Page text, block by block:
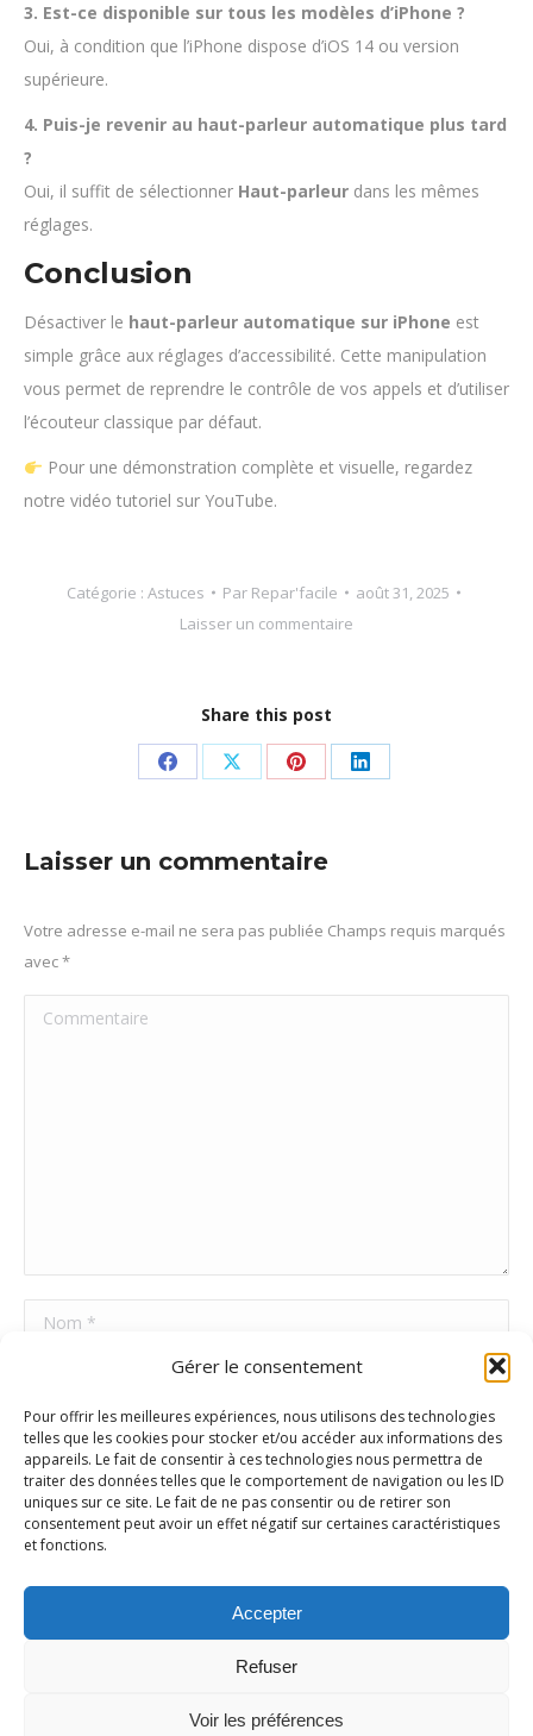
Gérer le consentement
Pour offrir les meilleures expériences, nous utilisons des technologies
telles que les cookies pour stocker et/ou accéder aux informations des
appareils. Le fait de consentir à ces technologies nous permettra de
traiter des données telles que le comportement de navigation ou les ID
uniques sur ce site. Le fait de ne pas consentir ou de retirer son
consentement peut avoir un effet négatif sur certaines caractéristiques
et fonctions.
Accepter
Refuser
Voir les préférences
3. Est-ce disponible sur tous les modèles d’iPhone ?
Oui, à condition que l’iPhone dispose d’iOS 14 ou version
supérieure.
4. Puis-je revenir au haut-parleur automatique plus tard
?
Oui, il suffit de sélectionner Haut-parleur dans les mêmes
réglages.
Conclusion
Désactiver le haut-parleur automatique sur iPhone est
simple grâce aux réglages d’accessibilité. Cette manipulation
vous permet de reprendre le contrôle de vos appels et d’utiliser
l’écouteur classique par défaut.
Pour une démonstration complète et visuelle, regardez
notre vidéo tutoriel sur YouTube.
Catégorie : Astuces Par Repar'facile
août 31, 2025
Laisser un commentaire
Share this post
PartagerPartagerPartager
Pinterest
Partager
Laisser un commentaire
Votre adresse e-mail ne sera pas publiée Champs requis marqués
avec*
Commentaire
Nom *
Site Web
Poster commentaire